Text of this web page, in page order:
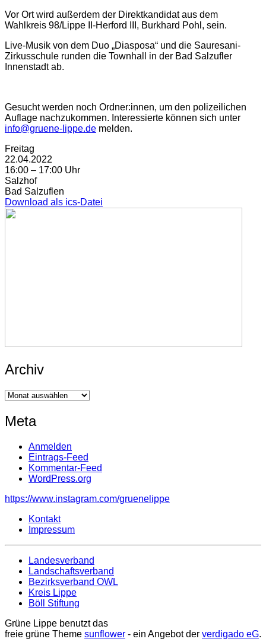
Vor Ort wird außerdem der Direktkandidat aus dem
Wahlkreis 98/Lippe II-Herford III, Burkhard Pohl, sein.
Live-Musik von dem Duo „Diasposa“ und die Sauresani-
Zirkusschule runden die Townhall in der Bad Salzufler
Innenstadt ab.
Gesucht werden noch Ordner:innen, um den polizeilichen
Auflage nachzukommen. Interessierte können sich unter
info@gruene-lippe.de melden.
Freitag
22.04.2022
16:00 – 17:00 Uhr
Salzhof
Bad Salzuflen
Download als ics-Datei
Archiv
Archiv
Meta
Anmelden
Eintrags-Feed
Kommentar-Feed
WordPress.org
https://www.instagram.com/gruenelippe
Kontakt
Impressum
Landesverband
Landschaftsverband
Bezirksverband OWL
Kreis Lippe
Böll Stiftung
Grüne Lippe benutzt das
freie grüne Theme sunflower ‐ ein Angebot der verdigado eG.